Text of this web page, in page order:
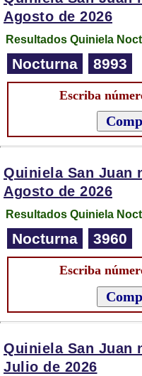
Agosto de 2026
Resultados Quiniela
Nocturna 8993
Escriba
Quiniela San Juan
Agosto de 2026
Resultados Quiniela
Nocturna 3960
Escriba
Quiniela San Juan
Julio de 2026